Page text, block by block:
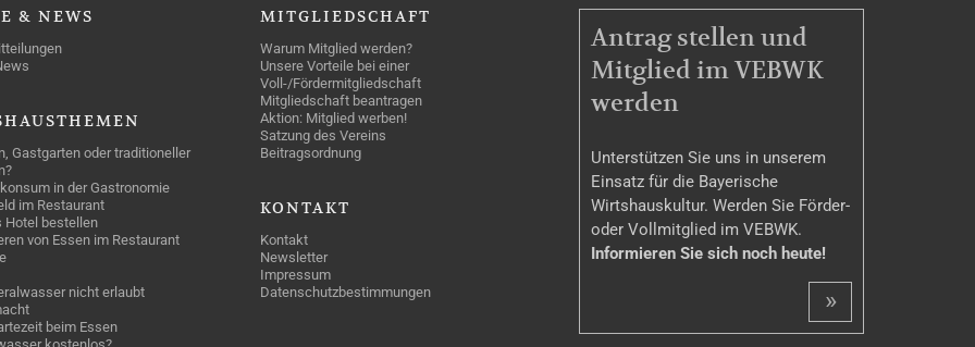
& NEWS
Gastgarten oder traditioneller
in der Gastronomie
im Restaurant
Hotel bestellen
von Essen im Restaurant
nicht erlaubt
beim Essen
MITGLIEDSCHAFT
Warum Mitglied werden?
Unsere Vorteile bei einer
Voll-/Fördermitgliedschaft
Mitgliedschaft beantragen
Aktion: Mitglied werben!
Satzung des Vereins
Beitragsordnung
KONTAKT
Kontakt
Newsletter
Impressum
Datenschutzbestimmungen
MITGLIEDSCHAFT
Antrag stellen und
Mitglied im VEBWK
werden
Unterstützen Sie uns in unserem
Einsatz für die Bayerische
Wirtshauskultur. Werden Sie Förder-
oder Vollmitglied im VEBWK.
Informieren Sie sich noch heute!
»